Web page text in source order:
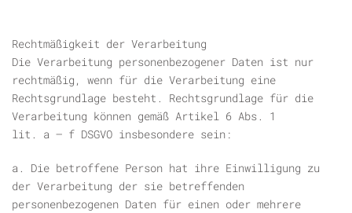
Rechtmäßigkeit der Verarbeitung
Die Verarbeitung personenbezogener Daten ist nur
rechtmäßig, wenn für die Verarbeitung eine
Rechtsgrundlage besteht. Rechtsgrundlage für die
Verarbeitung können gemäß Artikel 6 Abs. 1
lit. a – f DSGVO insbesondere sein:
a. Die betroffene Person hat ihre Einwilligung zu
der Verarbeitung der sie betreffenden
personenbezogenen Daten für einen oder mehrere